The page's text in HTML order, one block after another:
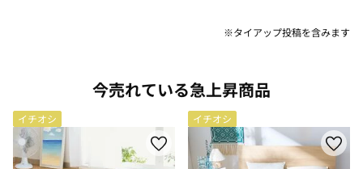
※タイアップ投稿を含みます
今売れている急上昇商品
イチオシ イチオシ